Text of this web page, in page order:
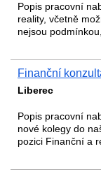
Popis pracovní
reality, včetně
nejsou
Finanční
Liberec
Popis pracovní
nové kolegy do
pozici Finanční a